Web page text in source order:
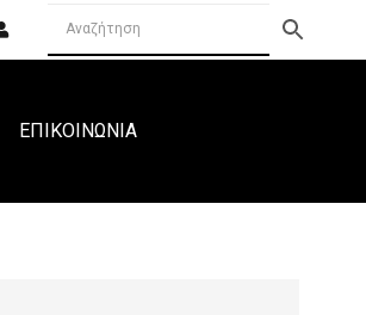
ΕΠΙΚΟΙΝΩΝΙΑ